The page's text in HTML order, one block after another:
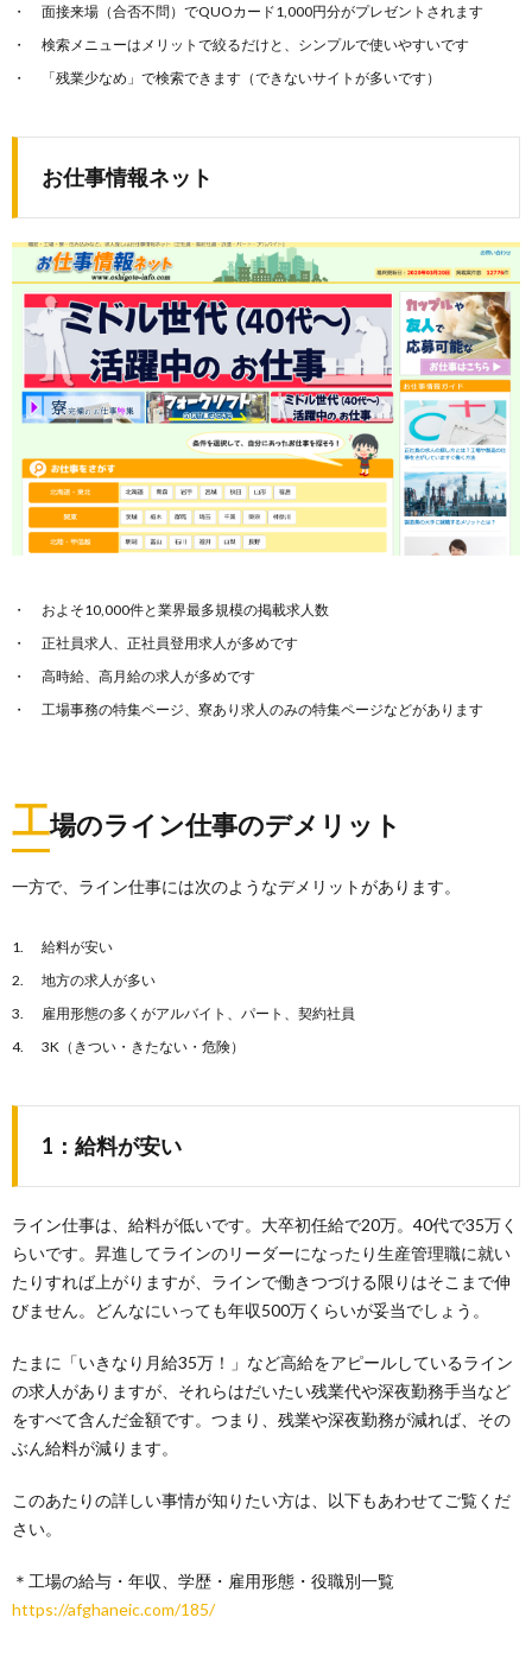
面接来場（合否不問）でQUOカード1,000円分がプレゼントされます
検索メニューはメリットで絞るだけと、シンプルで使いやすいです
「残業少なめ」で検索できます（できないサイトが多いです）
お仕事情報ネット
およそ10,000件と業界最多規模の掲載求人数
正社員求人、正社員登用求人が多めです
高時給、高月給の求人が多めです
工場事務の特集ページ、寮あり求人のみの特集ページなどがあります
工場のライン仕事のデメリット
一方で、ライン仕事には次のようなデメリットがあります。
給料が安い
地方の求人が多い
雇用形態の多くがアルバイト、パート、契約社員
3K（きつい・きたない・危険）
1：給料が安い
ライン仕事は、給料が低いです。大卒初任給で20万。40代で35万く
らいです。昇進してラインのリーダーになったり生産管理職に就い
たりすれば上がりますが、ラインで働きつづける限りはそこまで伸
びません。どんなにいっても年収500万くらいが妥当でしょう。
たまに「いきなり月給35万！」など高給をアピールしているライン
の求人がありますが、それらはだいたい残業代や深夜勤務手当など
をすべて含んだ金額です。つまり、残業や深夜勤務が減れば、その
ぶん給料が減ります。
このあたりの詳しい事情が知りたい方は、以下もあわせてご覧くだ
さい。
＊工場の給与・年収、学歴・雇用形態・役職別一覧
https://afghaneic.com/185/